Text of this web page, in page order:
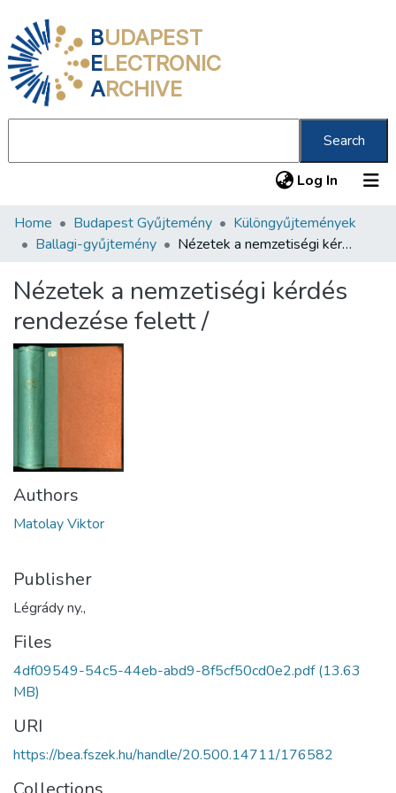
BUDAPEST
ELECTRONIC
ARCHIVE
Search
Log In (current)
Communities & Collections
Statistics
About us
Home Budapest Gyűjtemény
Különgyűjtemények
Ballagi-gyűjtemény
Nézetek a nemzetiségi kérdés rendezése felett /
Nézetek a nemzetiségi kérdés
rendezése felett /
Authors
Matolay Viktor
Publisher
Légrády ny.,
Files
4df09549-54c5-44eb-abd9-8f5cf50cd0e2.pdf(13.63
MB)
URI
https://bea.fszek.hu/handle/20.500.14711/176582